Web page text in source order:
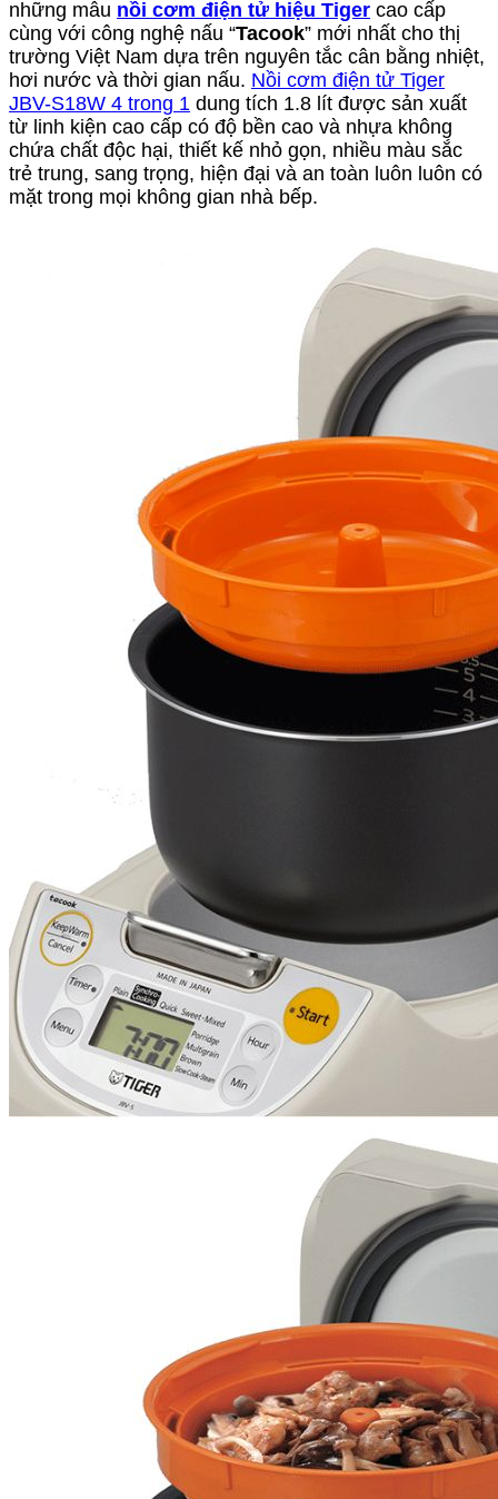
những mẫu nồi cơm điện tử hiệu Tiger cao cấp
cùng với công nghệ nấu “Tacook” mới nhất cho thị
trường Việt Nam dựa trên nguyên tắc cân bằng nhiệt,
hơi nước và thời gian nấu. Nồi cơm điện tử Tiger
JBV-S18W 4 trong 1 dung tích 1.8 lít được sản xuất
từ linh kiện cao cấp có độ bền cao và nhựa không
chứa chất độc hại, thiết kế nhỏ gọn, nhiều màu sắc
trẻ trung, sang trọng, hiện đại và an toàn luôn luôn có
mặt trong mọi không gian nhà bếp.